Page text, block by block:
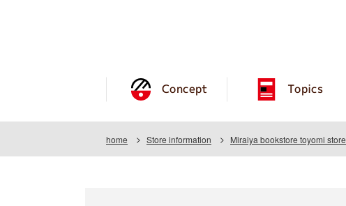
Concept Topics
home Store information Miraiya bookstore toyomi store